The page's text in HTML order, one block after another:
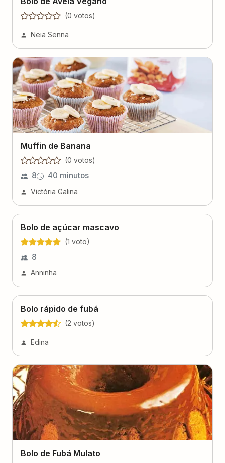
(0 votos)
Neia Senna
Muffin de Banana
(0 votos)
8 40 minutos
Victória Galina
Bolo de açúcar mascavo
(1 voto)
8
Anninha
Bolo rápido de fubá
(2 votos)
Edina
Bolo de Fubá Mulato